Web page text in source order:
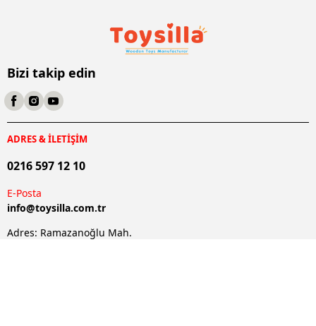
Bizi takip edin
ADRES & İLETİŞİM
0216 597 12 10
E-Posta
info@toysilla.com.tr
Adres: Ramazanoğlu Mah.